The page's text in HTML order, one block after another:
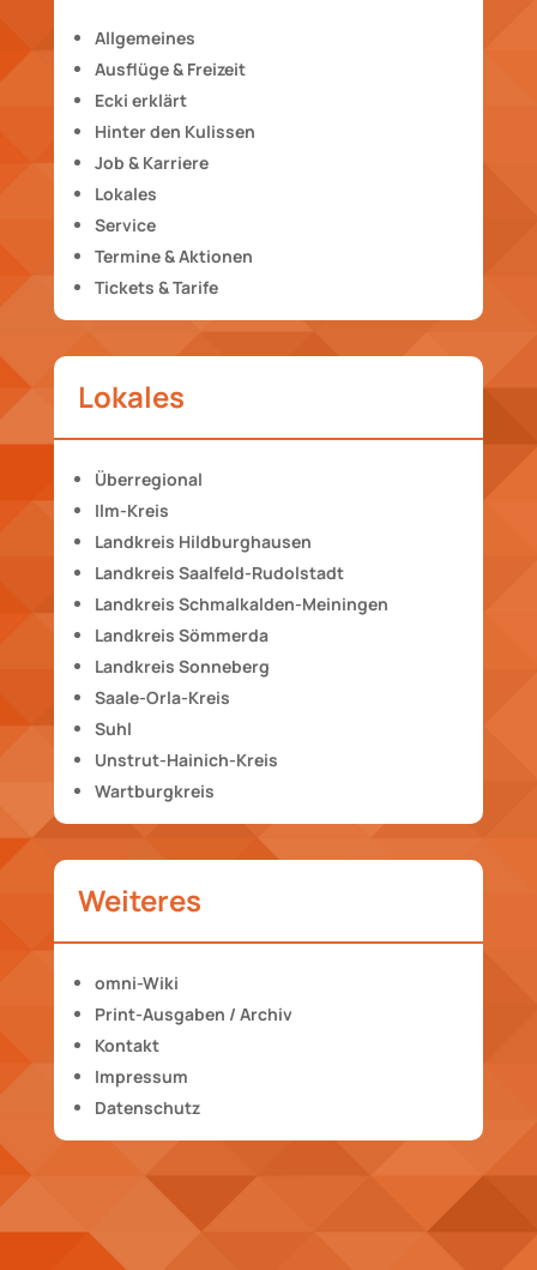
Allgemeines
Ausflüge & Freizeit
Ecki erklärt
Hinter den Kulissen
Job & Karriere
Lokales
Service
Termine & Aktionen
Tickets & Tarife
Lokales
Überregional
Ilm-Kreis
Landkreis Hildburghausen
Landkreis Saalfeld-Rudolstadt
Landkreis Schmalkalden-Meiningen
Landkreis Sömmerda
Landkreis Sonneberg
Saale-Orla-Kreis
Suhl
Unstrut-Hainich-Kreis
Wartburgkreis
Weiteres
omni-Wiki
Print-Ausgaben / Archiv
Kontakt
Impressum
Datenschutz